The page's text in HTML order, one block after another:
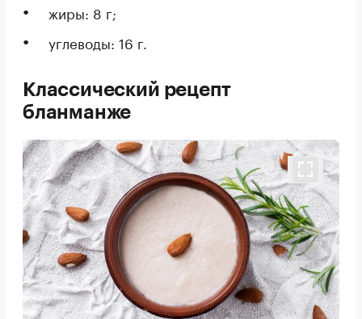
жиры: 8 г;
углеводы: 16 г.
Классический рецепт
бланманже